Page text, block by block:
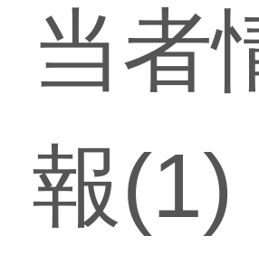
当者
報(1)